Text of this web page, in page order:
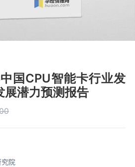
国CPU智能卡行业发
展潜力预测报告
院